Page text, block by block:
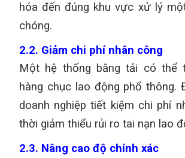
hóa đến đúng khu vực xử lý
chóng.
2.2. Giảm chi phí nhân công
Một hệ thống băng tải có thể
hàng chục lao động phổ thông.
doanh nghiệp tiết kiệm chi phí
thời giảm thiểu rủi ro tai nạn lao
2.3. Nâng cao độ chính xác